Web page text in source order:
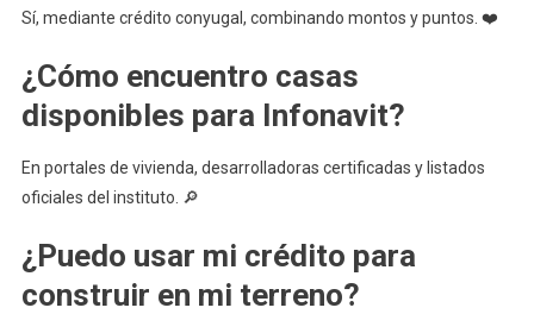
Sí, mediante crédito conyugal, combinando montos y puntos. ❤️
¿Cómo encuentro casas
disponibles para Infonavit?
En portales de vivienda, desarrolladoras certificadas y listados
oficiales del instituto. 🔎
¿Puedo usar mi crédito para
construir en mi terreno?